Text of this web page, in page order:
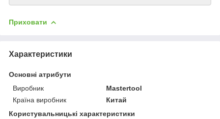
Приховати
Характеристики
Основні атрибути
Виробник
Mastertool
Країна виробник
Китай
Користувальницькі характеристики